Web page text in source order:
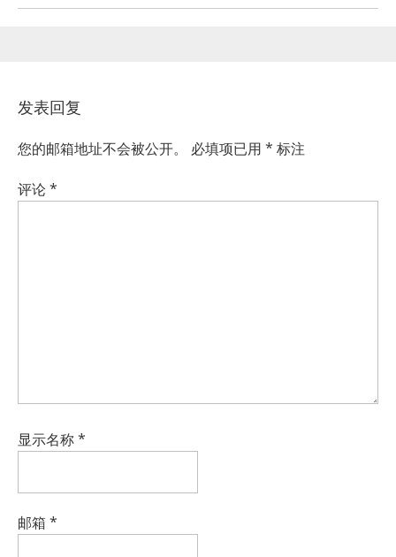
发表回复
您的邮箱地址不会被公开。 必填项已用 * 标注
评论*
显示名称*
邮箱 *